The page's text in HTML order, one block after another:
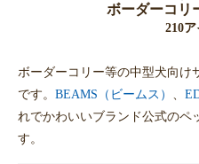
ボーダーコリ
210
ボーダーコリー等の中型犬向け
です。 BEAMS（ビームス）
れでかわいいブランド公式のペ
す。